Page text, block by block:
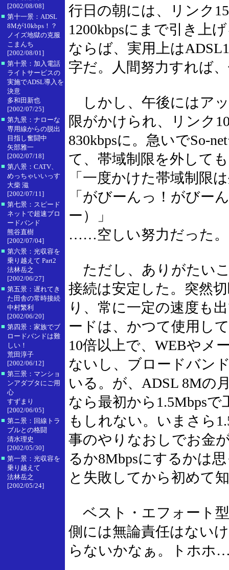
[2002/08/08]
■ 第十一景：ADSL
8Mが10kbps！？
ノイズ地獄の克服
こまんち
[2002/08/01]
■ 第十景：加入電話
ライトサービスの
実施でADSL導入を
決意
多和田新也
[2002/07/25]
■ 第九景：ナローな
専用線からの脱出
目指し奮闘中
矢部雅一
[2002/07/18]
■ 第八景：CATV、
めっちゃいいっす
大柴 滋
[2002/07/11]
■ 第七景：スピード
ネットで超速ブロ
ードバンド
熊谷直樹
[2002/07/04]
■ 第六景：光収容を
乗り越えて Part2
法林岳之
[2002/06/27]
■ 第五景：遅れてき
た田舎の常時接続
中村繁利
[2002/06/20]
■ 第四景：家族でブ
ロードバンドは難
しい！
荒田淳子
[2002/06/12]
■ 第三景：マンショ
ンアダプタにご用
心
すずまり
[2002/06/05]
■ 第ニ景：回線トラ
ブルとの格闘
清水理史
[2002/05/30]
■ 第一景：光収容を
乗り越えて
法林岳之
[2002/05/24]
行日の朝には、リンク
1200kbpsにまで引き上
ならば、実用上は
字だ。人間努力すれば
しかし、午後にはア
限がかけられ、リンク
830kbpsに。急いでSo-
て、帯域制限を外して
「一度かけた帯域制限
「がびーんっ！がびー
ー）」
……空しい努力だった。
ただし、ありがたい
接続は安定した。突然
り、常に一定の速度も
ードは、かつて使用し
10倍以上で、WEBやメ
ないし、ブロードバン
いる。が、ADSL 8Mの
なら最初から1.5Mbps
もしれない。いまさら
事のやりなおしでお金
るか8Mbpsにするかは
と失敗してから初めて
ベスト・エフォート
側には無論責任はない
らないかなぁ。トホ